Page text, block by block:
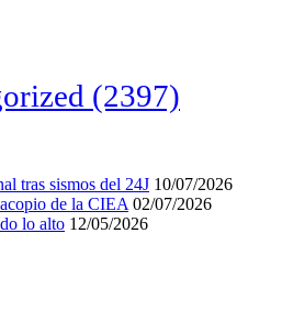
(2397)
tras sismos del 24J 10/07/2026
de la CIEA 02/07/2026
lo alto 12/05/2026